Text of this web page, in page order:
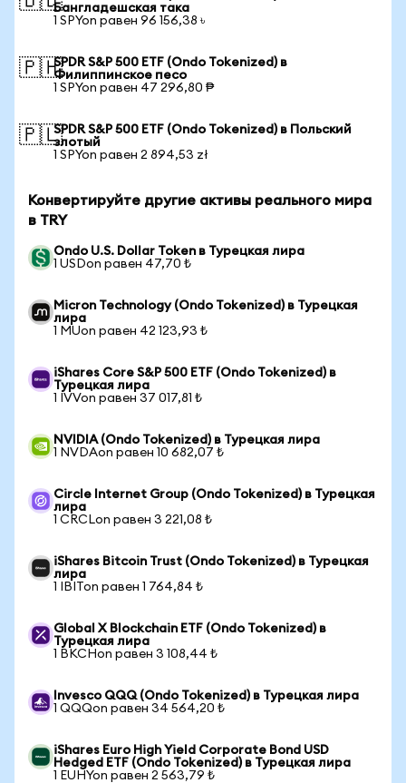
Бангладешская така
1 SPYon равен 96 156,38 ৳
🇵🇭SPDR S&P 500 ETF (Ondo Tokenized) в
Филиппинское песо
1 SPYon равен 47 296,80 ₱
🇵🇱SPDR S&P 500 ETF (Ondo Tokenized) в Польский
злотый
1 SPYon равен 2 894,53 zł
Конвертируйте другие активы реального мира
в TRY
Ondo U.S. Dollar Token в Турецкая лира
1 USDon равен 47,70 ₺
Micron Technology (Ondo Tokenized) в Турецкая
лира
1 MUon равен 42 123,93 ₺
iShares Core S&P 500 ETF (Ondo Tokenized) в
Турецкая лира
1 IVVon равен 37 017,81 ₺
NVIDIA (Ondo Tokenized) в Турецкая лира
1 NVDAon равен 10 682,07 ₺
Circle Internet Group (Ondo Tokenized) в Турецкая
лира
1 CRCLon равен 3 221,08 ₺
iShares Bitcoin Trust (Ondo Tokenized) в Турецкая
лира
1 IBITon равен 1 764,84 ₺
Global X Blockchain ETF (Ondo Tokenized) в
Турецкая лира
1 BKCHon равен 3 108,44 ₺
Invesco QQQ (Ondo Tokenized) в Турецкая лира
1 QQQon равен 34 564,20 ₺
iShares Euro High Yield Corporate Bond USD
Hedged ETF (Ondo Tokenized) в Турецкая лира
1 EUHYon равен 2 563,79 ₺